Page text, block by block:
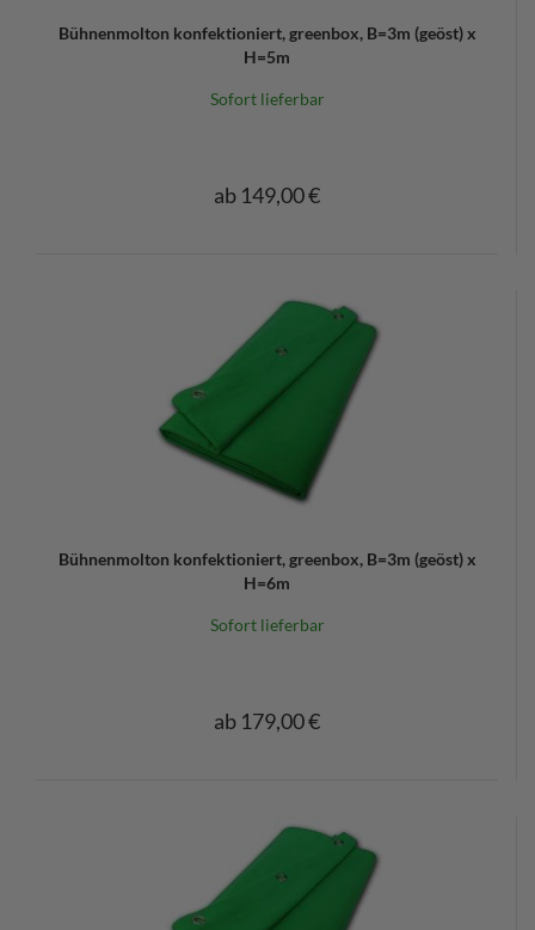
Bühnenmolton konfektioniert, greenbox, B=3m (geöst) x
H=5m
Sofort lieferbar
ab 149,00 €
Bühnenmolton konfektioniert, greenbox, B=3m (geöst) x
H=6m
Sofort lieferbar
ab 179,00 €